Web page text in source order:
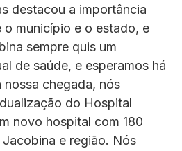
destacou a importância
o município e o estado, e
sempre quis um
de saúde, e esperamos há
chegada, nós
do Hospital
novo hospital com 180
e região. Nós